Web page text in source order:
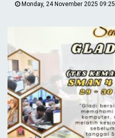
Monday, 24 November 2025 09:25